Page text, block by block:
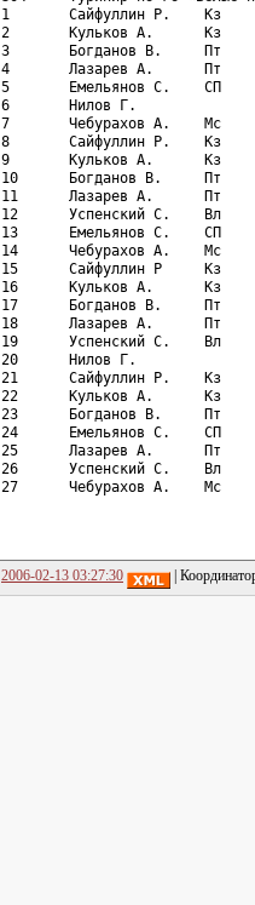
2006-02-13 03:27:30 |